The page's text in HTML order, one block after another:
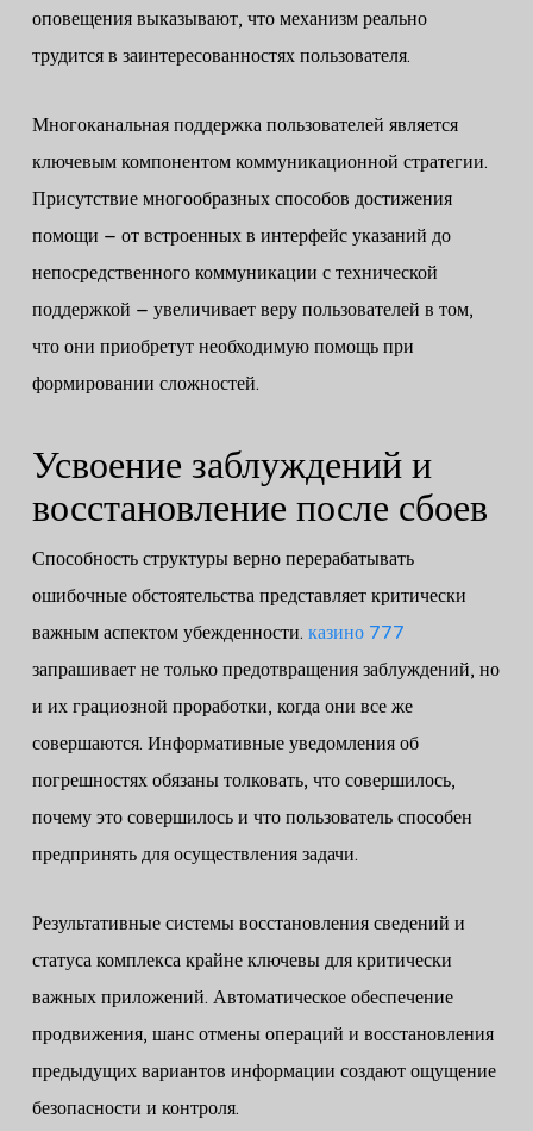
оповещения выказывают, что механизм реально
трудится в заинтересованностях пользователя.
Многоканальная поддержка пользователей является
ключевым компонентом коммуникационной стратегии.
Присутствие многообразных способов достижения
помощи – от встроенных в интерфейс указаний до
непосредственного коммуникации с технической
поддержкой – увеличивает веру пользователей в том,
что они приобретут необходимую помощь при
формировании сложностей.
Усвоение заблуждений и
восстановление после сбоев
Способность структуры верно перерабатывать
ошибочные обстоятельства представляет критически
важным аспектом убежденности. казино 777
запрашивает не только предотвращения заблуждений, но
и их грациозной проработки, когда они все же
совершаются. Информативные уведомления об
погрешностях обязаны толковать, что совершилось,
почему это совершилось и что пользователь способен
предпринять для осуществления задачи.
Результативные системы восстановления сведений и
статуса комплекса крайне ключевы для критически
важных приложений. Автоматическое обеспечение
продвижения, шанс отмены операций и восстановления
предыдущих вариантов информации создают ощущение
безопасности и контроля.